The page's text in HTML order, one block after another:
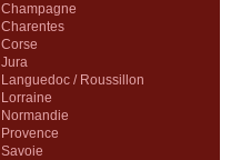
Champagne
Charentes
Corse
Jura
Languedoc / Roussillon
Lorraine
Normandie
Provence
Savoie